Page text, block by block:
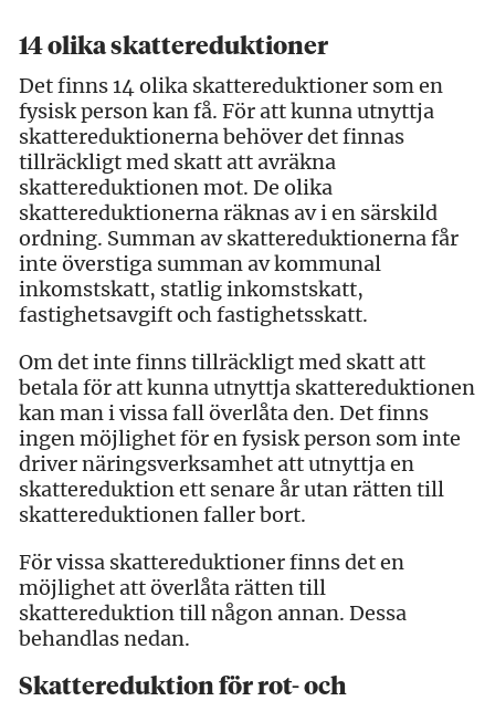
14 olika skattereduktioner
Det finns 14 olika skattereduktioner som en
fysisk person kan få. För att kunna utnyttja
skattereduktionerna behöver det finnas
tillräckligt med skatt att avräkna
skattereduktionen mot. De olika
skattereduktionerna räknas av i en särskild
ordning. Summan av skattereduktionerna får
inte överstiga summan av kommunal
inkomstskatt, statlig inkomstskatt,
fastighetsavgift och fastighetsskatt.
Om det inte finns tillräckligt med skatt att
betala för att kunna utnyttja skattereduktionen
kan man i vissa fall överlåta den. Det finns
ingen möjlighet för en fysisk person som inte
driver näringsverksamhet att utnyttja en
skattereduktion ett senare år utan rätten till
skattereduktionen faller bort.
För vissa skattereduktioner finns det en
möjlighet att överlåta rätten till
skattereduktion till någon annan. Dessa
behandlas nedan.
Skattereduktion för rot- och